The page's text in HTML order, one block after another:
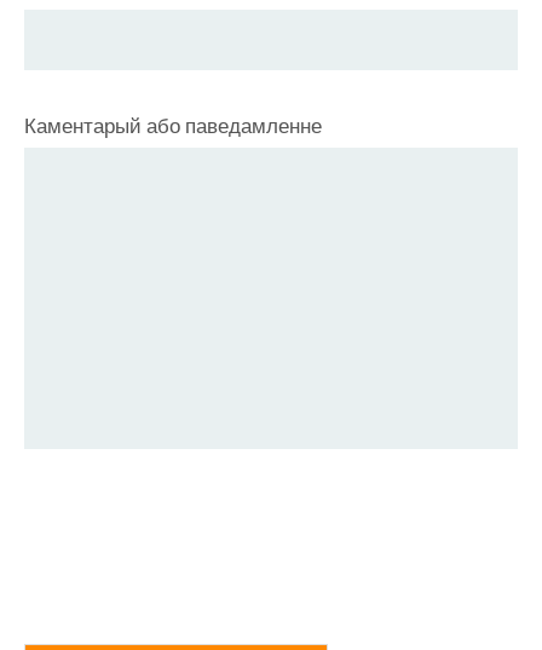
Каментарый або паведамленне